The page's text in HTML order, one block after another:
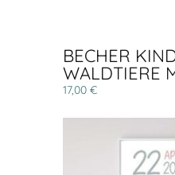
BECHER
WALDTIERE
17,00 €